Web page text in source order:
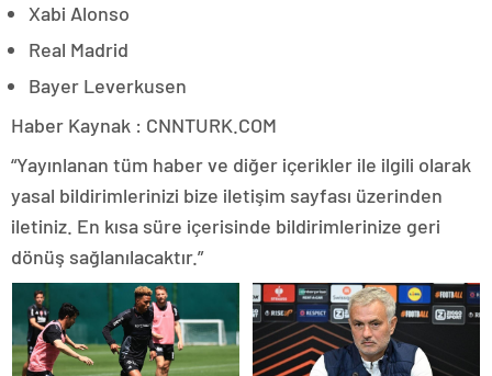
Xabi Alonso
Real Madrid
Bayer Leverkusen
Haber Kaynak : CNNTURK.COM
“Yayınlanan tüm haber ve diğer içerikler ile ilgili olarak
yasal bildirimlerinizi bize iletişim sayfası üzerinden
iletiniz. En kısa süre içerisinde bildirimlerinize geri
dönüş sağlanılacaktır.”